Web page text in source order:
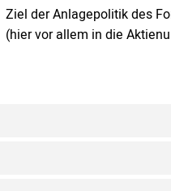
Ziel der Anlagepolitik des
(hier vor allem in die